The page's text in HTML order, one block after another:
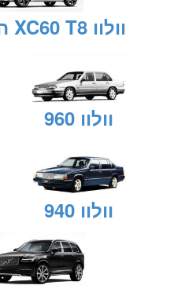
וולוו XC60 T8 היברידי
וולוו 960
וולוו 940